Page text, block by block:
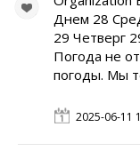
Днем 28
29 Четверг
Погода не
погоды. Мы
2025-06-11